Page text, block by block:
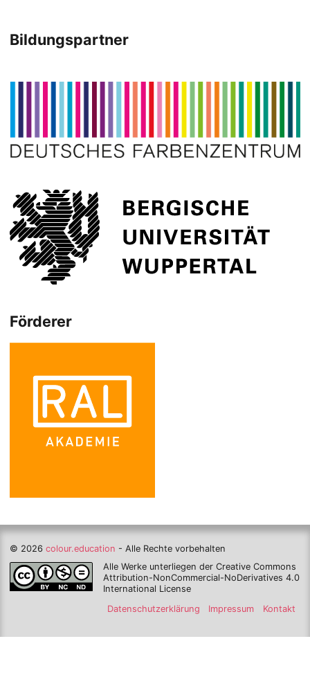
Bildungspartner
Förderer
© 2026 colour.education - Alle Rechte vorbehalten
Alle Werke unterliegen der Creative Commons
Attribution-NonCommercial-NoDerivatives 4.0
International License
Datenschutzerklärung
Impressum Kontakt